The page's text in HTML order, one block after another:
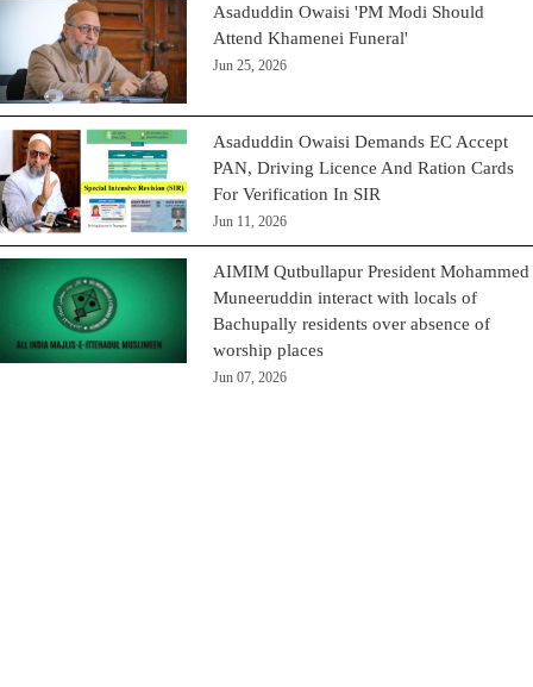
Asaduddin Owaisi 'PM Modi Should
Attend Khamenei Funeral'
Jun 25, 2026
Asaduddin Owaisi Demands EC Accept
PAN, Driving Licence And Ration Cards
For Verification In SIR
Jun 11, 2026
AIMIM Qutbullapur President Mohammed
Muneeruddin interact with locals of
Bachupally residents over absence of
worship places
Jun 07, 2026